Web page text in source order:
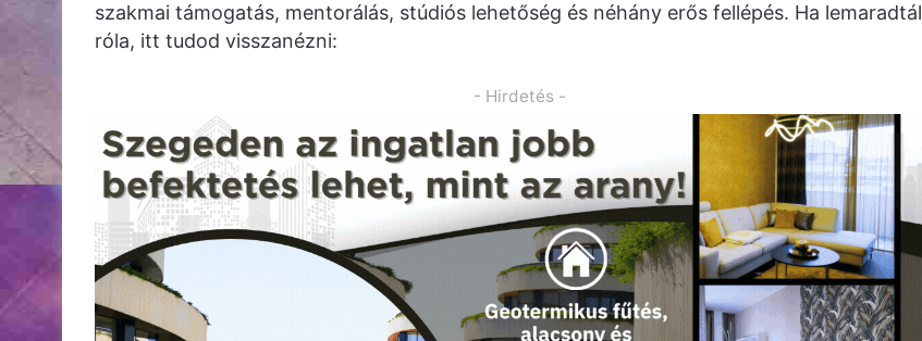
szakmai támogatás, mentorálás, stúdiós lehetőség és néhány erős fellépés. Ha lemaradtál
róla, itt tudod visszanézni:
- Hirdetés -